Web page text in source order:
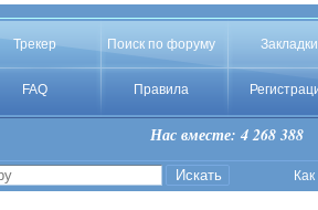
Трекер Поиск по форуму Закладки
FAQ Правила
Нас вместе: 4 268 388